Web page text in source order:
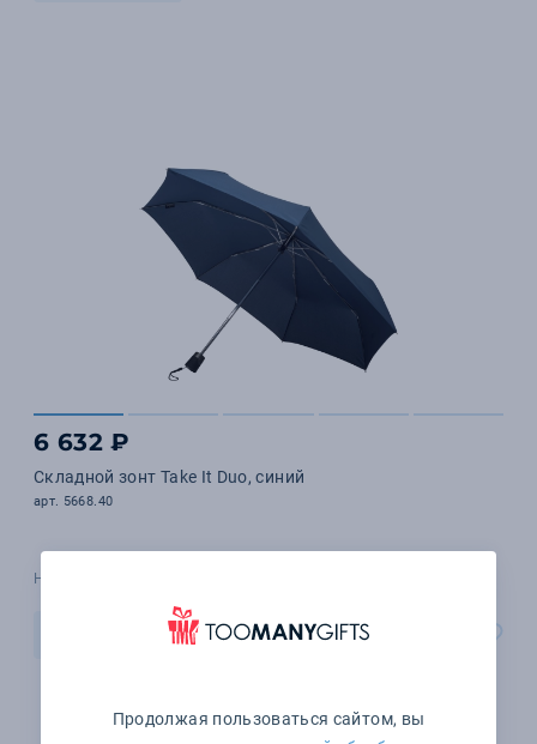
6 632 ₽
Складной зонт Take It Duo, синий
арт. 5668.40
Наличие уточняйте
Продолжая пользоваться сайтом, вы